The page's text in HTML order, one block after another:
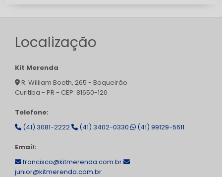
Localização
Kit Merenda
R. William Booth, 265 - Boqueirão
Curitiba - PR - CEP: 81650-120
Telefone:
(41) 3081-2222
(41) 3402-0330 (41) 99129-5611
Email:
francisco@kitmerenda.com.br
junior@kitmerenda.com.br